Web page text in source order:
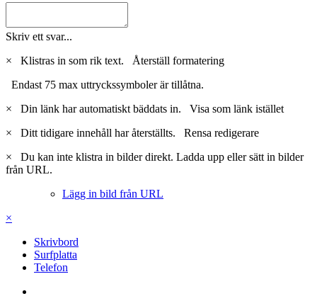
Skriv ett svar...
×
Klistras in som rik text. Återställ formatering
Endast 75 max uttryckssymboler är tillåtna.
×
Din länk har automatiskt bäddats in. Visa som länk istället
×
Ditt tidigare innehåll har återställts. Rensa redigerare
×
Du kan inte klistra in bilder direkt. Ladda upp eller sätt in bilder
från URL.
Lägg in bild från URL
×
Skrivbord
Surfplatta
Telefon